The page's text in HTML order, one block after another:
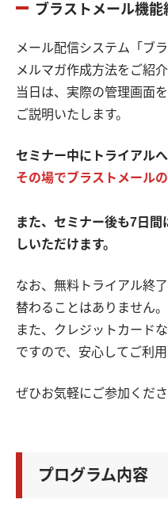
ブラストメール機
メール配信システム「ブ
メルマガ作成方法をご紹介
当日は、実際の管理画面
ご説明いたします。
セミナー中にトライアル
その場でブラストメール
また、セミナー後も7日
しいただけます。
なお、無料トライアル終
替わることはありません。
また、クレジットカード
ですので、安心してご利用
ぜひお気軽にご参加くださ
プログラム内容